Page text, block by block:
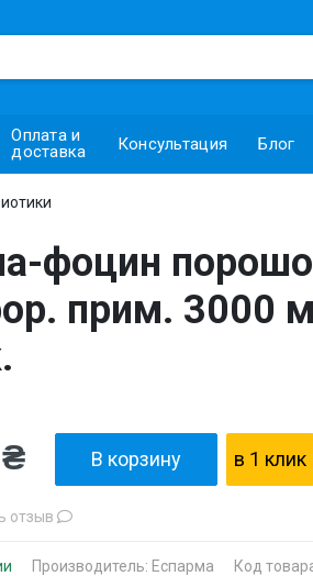
Оплата и
доставка
Консультация Блог
фоцин
прим. 3000
отзыв
Производитель: Еспарма Код
В корзину в 1 клик